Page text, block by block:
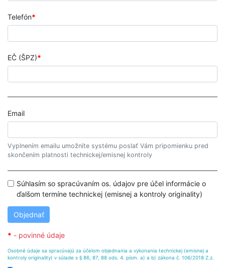
Telefón
EČ (ŠPZ)
Email
Vyplnením emailu umožníte systému poslať Vám pripomienku pred
skončením platnosti technickej/emisnej kontroly
Súhlasím so spracúvaním os. údajov pre účel informácie o
ďalšom termíne technickej (emisnej a kontroly originality)
Objednať
- povinné údaje
Osobné údaje sa spracúvajú za účelom objednania a vykonania technickej (emisnej a
kontroly originality) v súlade s § 86, 87, 88 ods. 4. písm. a) a b) zákona č. 106/2018 Z.z.